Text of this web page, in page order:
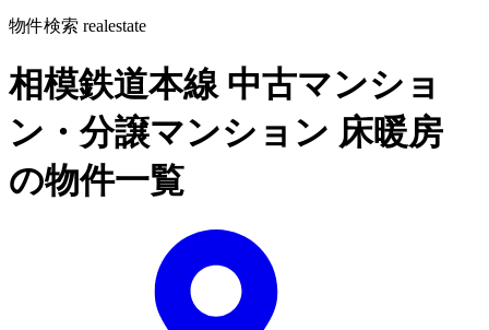
物件検索 realestate
相模鉄道本線 中古マンショ
ン・分譲マンション 床暖房
の物件一覧